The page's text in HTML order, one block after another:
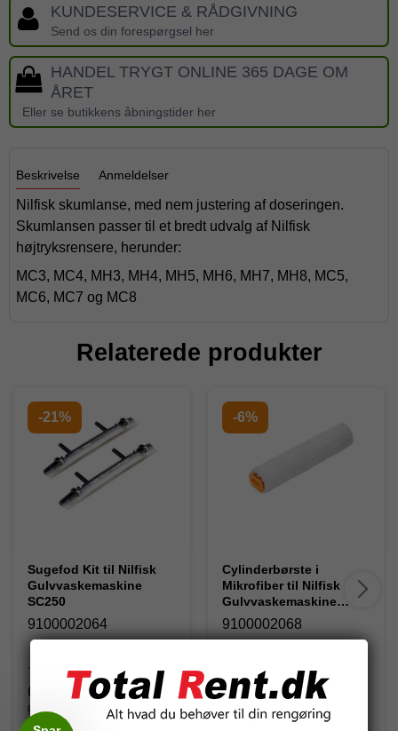
KUNDESERVICE & RÅDGIVNING
Send os din forespørgsel her
HANDEL TRYGT ONLINE 365 DAGE OM
ÅRET
Eller se butikkens åbningstider her
Beskrivelse Anmeldelser
Nilfisk skumlanse, med nem justering af doseringen.
Skumlansen passer til et bredt udvalg af Nilfisk
højtryksrensere, herunder:
MC3, MC4, MH3, MH4, MH5, MH6, MH7, MH8, MC5,
MC6, MC7 og MC8
Relaterede produkter
-21%
Sugefod Kit til Nilfisk
Gulvvaskemaskine
SC250
9100002064
942,50 DKK
741,25 DKK
(inkl. moms)
-6%
Cylinderbørste i
Mikrofiber til Nilfisk
Gulvvaskemaskine
SC250 m.fl.
9100002068
791,25 DKK
742,50 DKK
(inkl. moms)